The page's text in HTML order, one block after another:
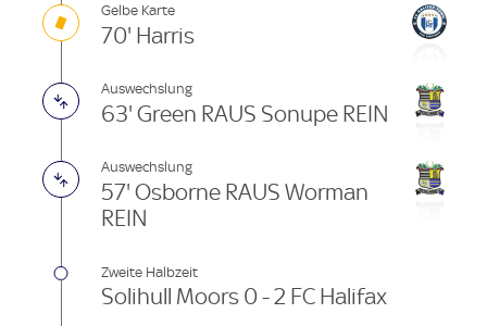
Gelbe Karte
70' Harris
Auswechslung
63' Green RAUS Sonupe REIN
Auswechslung
57' Osborne RAUS Worman
REIN
Zweite Halbzeit
Solihull Moors 0 - 2 FC Halifax